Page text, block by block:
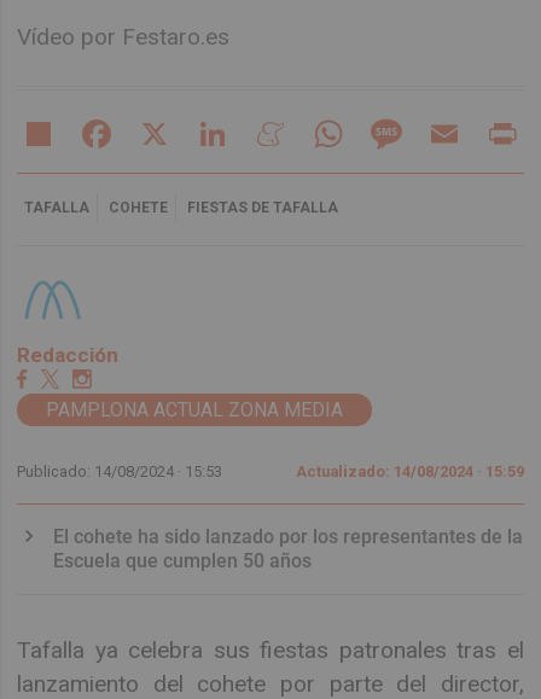
Vídeo por Festaro.es
Share Facebook LinkedIn MeneameWhatsAppMessageEmail
TAFALLA COHETE FIESTAS DE TAFALLA
Redacción
PAMPLONA ACTUAL ZONA MEDIA
Publicado: 14/08/2024 · 15:53 Actualizado: 14/08/2024 · 15:59
El cohete ha sido lanzado por los representantes de la
Escuela que cumplen 50 años
Tafalla ya celebra sus fiestas patronales tras el
lanzamiento del cohete por parte del director,